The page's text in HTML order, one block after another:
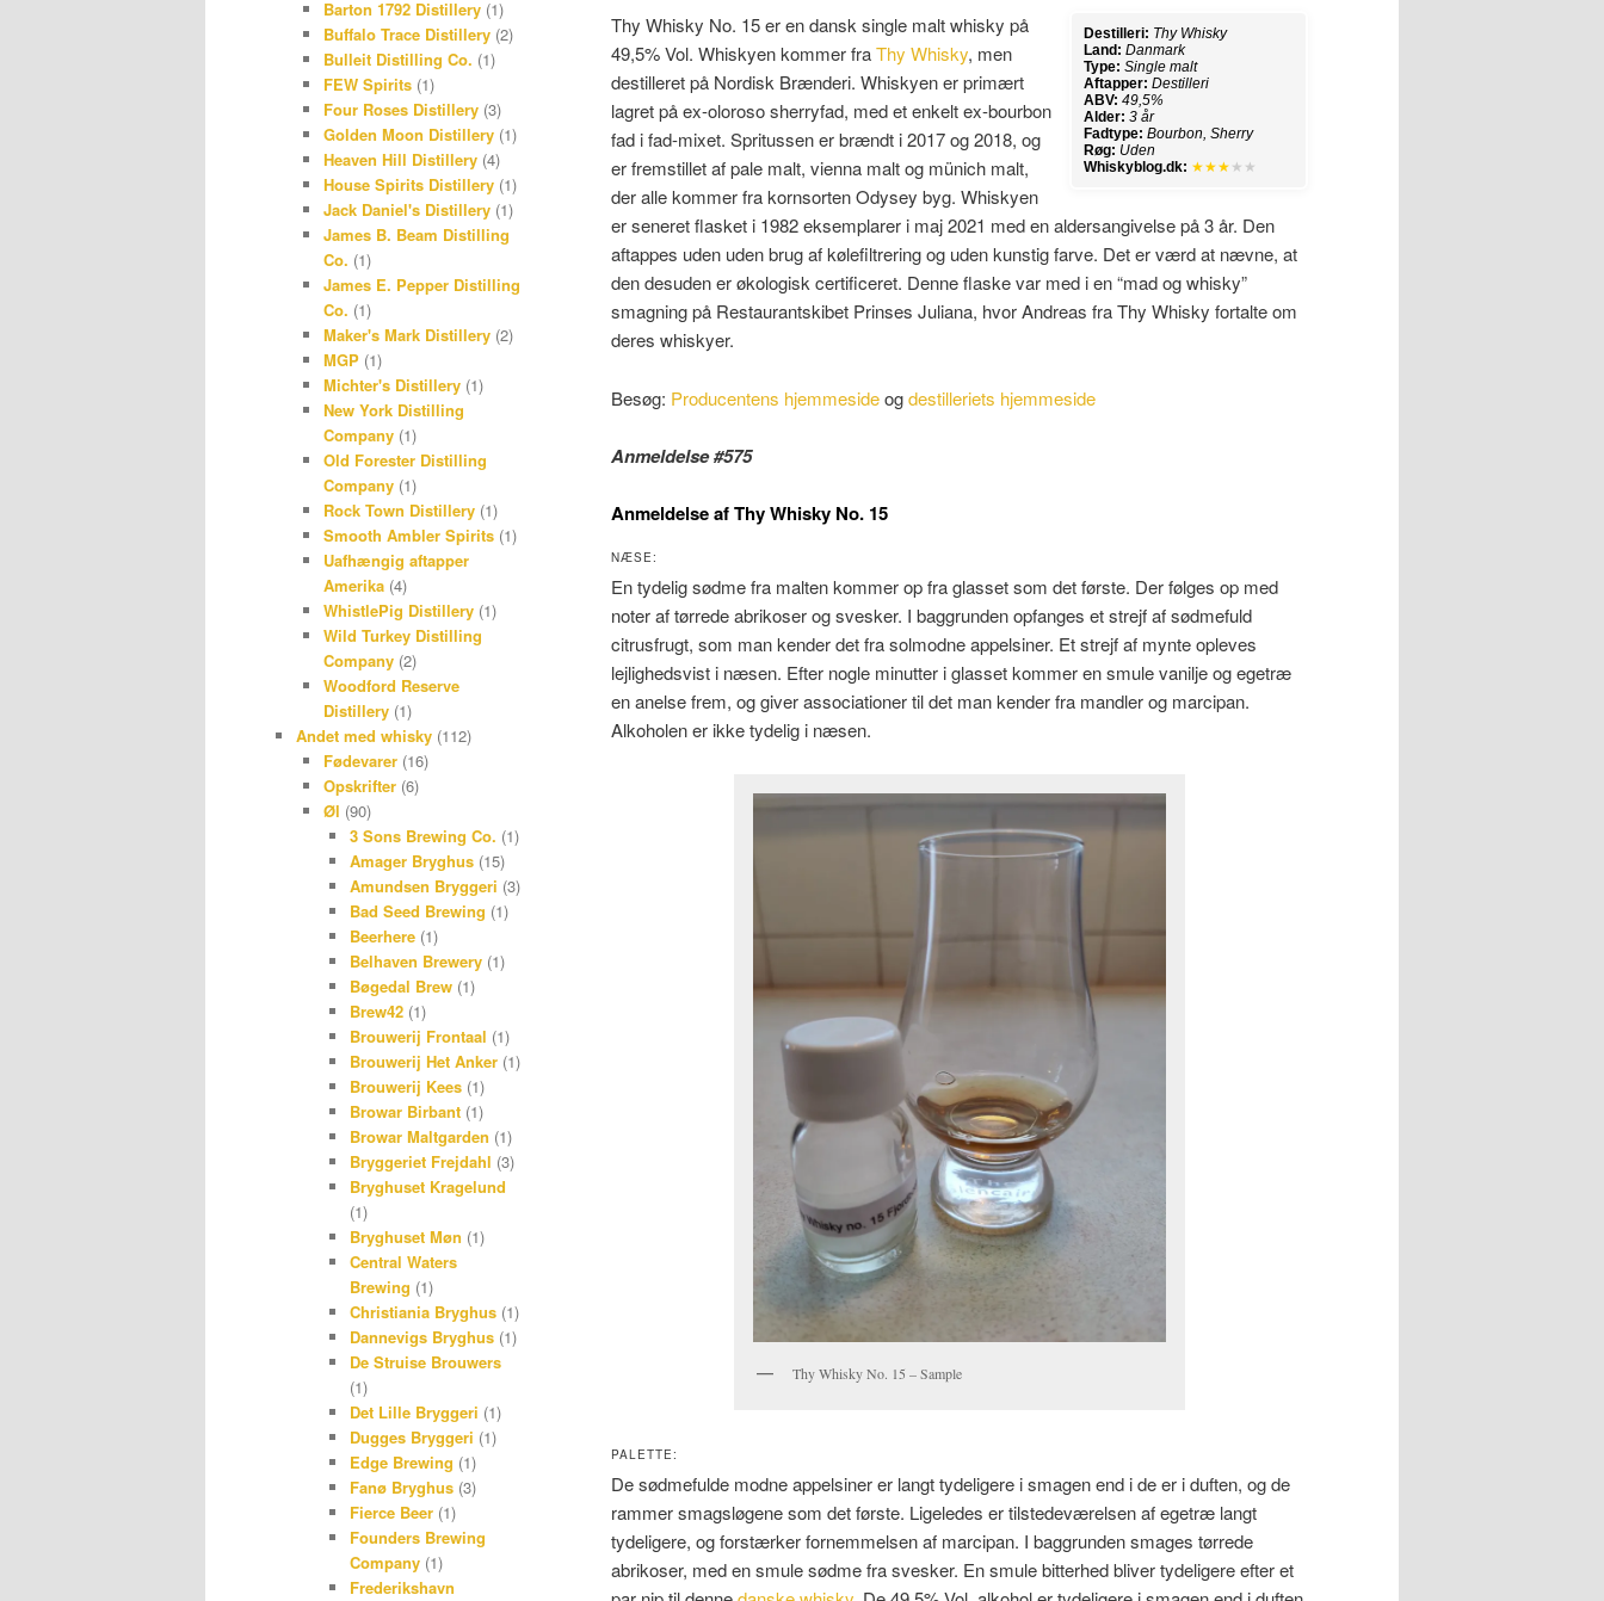
Destilleri: Thy Whisky
Land: Danmark
Type: Single malt
Aftapper: Destilleri
ABV: 49,5%
Alder: 3 år
Fadtype: Bourbon, Sherry
Røg: Uden
Whiskyblog.dk: ★★★ ★★
Thy Whisky No. 15 er en dansk single malt whisky på
49,5% Vol. Whiskyen kommer fraThy Whisky, men
destilleret på Nordisk Brænderi. Whiskyen er primært
lagret på ex-oloroso sherryfad, med et enkelt ex-bourbon
fad i fad-mixet. Spritussen er brændt i 2017 og 2018, og
er fremstillet af pale malt, vienna malt og münich malt,
der alle kommer fra kornsorten Odysey byg. Whiskyen
er seneret flasket i 1982 eksemplarer i maj 2021 med en aldersangivelse på 3 år. Den
aftappes uden uden brug af kølefiltrering og uden kunstig farve. Det er værd at nævne, at
den desuden er økologisk certificeret. Denne flaske var med i en “mad og whisky”
smagning på Restaurantskibet Prinses Juliana, hvor Andreas fra Thy Whisky fortalte om
deres whiskyer.
Besøg: Producentens hjemmesideogdestilleriets hjemmeside
Anmeldelse #575
Anmeldelse af Thy Whisky No. 15
NÆSE:
En tydelig sødme fra malten kommer op fra glasset som det første. Der følges op med
noter af tørrede abrikoser og svesker. I baggrunden opfanges et strejf af sødmefuld
citrusfrugt, som man kender det fra solmodne appelsiner. Et strejf af mynte opleves
lejlighedsvist i næsen. Efter nogle minutter i glasset kommer en smule vanilje og egetræ
en anelse frem, og giver associationer til det man kender fra mandler og marcipan.
Alkoholen er ikke tydelig i næsen.
Thy Whisky No. 15 – Sample
PALETTE:
De sødmefulde modne appelsiner er langt tydeligere i smagen end i de er i duften, og de
rammer smagsløgene som det første. Ligeledes er tilstedeværelsen af egetræ langt
tydeligere, og forstærker fornemmelsen af marcipan. I baggrunden smages tørrede
abrikoser, med en smule sødme fra svesker. En smule bitterhed bliver tydeligere efter et
a
m
e
s
Barton 1792 Distillery(1)
Buffalo Trace Distillery(2)
Bulleit Distilling Co. (1)
FEW Spirits(1)
Four Roses Distillery(3)
Golden Moon Distillery(1)
Heaven Hill Distillery(4)
House Spirits Distillery(1)
Jack Daniel's Distillery(1)
James B. Beam Distilling
Co. (1)
James E. Pepper Distilling
Co. (1)
Maker's Mark Distillery(2)
MGP(1)
Michter's Distillery(1)
New York Distilling
Company(1)
Old Forester Distilling
Company(1)
Rock Town Distillery(1)
Smooth Ambler Spirits(1)
Uafhængig aftapper
Amerika(4)
WhistlePig Distillery(1)
Wild Turkey Distilling
Company(2)
Woodford Reserve
Distillery(1)
Andet med whisky (112)
Fødevarer(16)
Opskrifter(6)
Øl (90)
3 Sons Brewing Co. (1)
Amager Bryghus (15)
Amundsen Bryggeri (3)
Bad Seed Brewing (1)
Beerhere (1)
Belhaven Brewery (1)
Bøgedal Brew (1)
Brew42 (1)
Brouwerij Frontaal (1)
Brouwerij Het Anker (1)
Brouwerij Kees (1)
Browar Birbant (1)
Browar Maltgarden (1)
Bryggeriet Frejdahl (3)
Bryghuset Kragelund
(1)
Bryghuset Møn (1)
Central Waters
Brewing (1)
Christiania Bryghus (1)
Dannevigs Bryghus (1)
De Struise Brouwers
(1)
Det Lille Bryggeri (1)
Dugges Bryggeri (1)
Edge Brewing (1)
Fanø Bryghus (3)
Fierce Beer (1)
Founders Brewing
Company (1)
Frederikshavn